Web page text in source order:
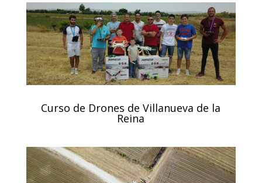
Curso de Drones de Villanueva de la
Reina